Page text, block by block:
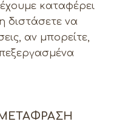
καταφέρει
διστάσετε να
αν μπορείτε,